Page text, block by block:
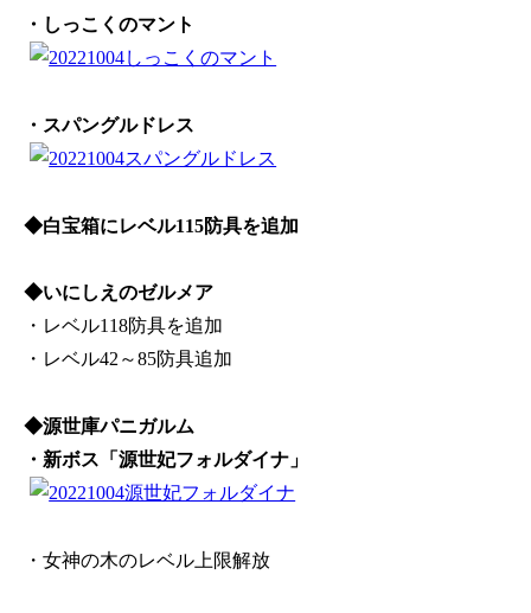
・しっこくのマント
・スパングルドレス
◆白宝箱にレベル115防具を追加
◆いにしえのゼルメア
・レベル118防具を追加
・レベル42～85防具追加
◆源世庫パニガルム
・新ボス「源世妃フォルダイナ」
・女神の木のレベル上限解放